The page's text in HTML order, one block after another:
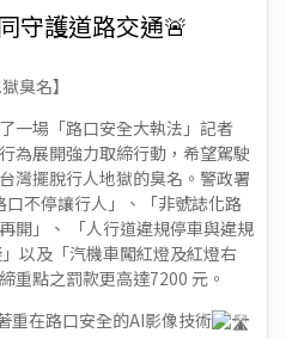
守護道路交通🚨
臭名】
一場「路口安全大執法」記者
為展開強力取締行動，希望駕駛
灣擺脫行人地獄的臭名。警政署
不停讓行人」、「非號誌化路
開」、 「人行道違規停車與違規
以及「汽機車闖紅燈及紅燈右
重點之罰款更高達7200 元。
在路口安全的AI影像技術